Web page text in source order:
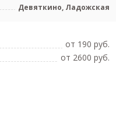
Девяткино, Ладожская
от 190 pуб.
от 2600 pуб.